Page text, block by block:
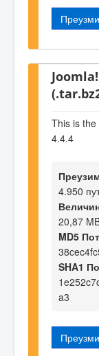
Преузми
This is
4.4.4
4.950
20,87
MD5
SHA1
a3
Преузми